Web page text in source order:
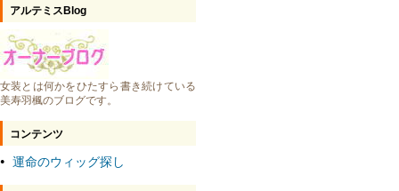
アルテミスBlog
女装とは何かをひたすら書き続けている
美寿羽楓のブログです。
コンテンツ
● 運命のウィッグ探し